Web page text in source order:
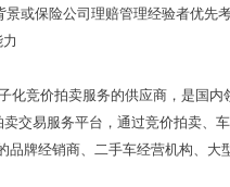
或保险公司理赔管理经验者优先
竞价拍卖服务的供应商，是国内
交易服务平台，通过竞价拍卖、
牌经销商、二手车经营机构、